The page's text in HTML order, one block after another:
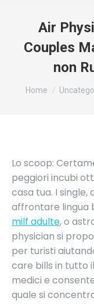
Air
Couples
non
You are here:
Home
Lo scoop:
peggiori incubi
casa tua. I single,
affrontare lingua
milf adulte, o
physician si
per turisti
care bills in tutto
medici e
quale si